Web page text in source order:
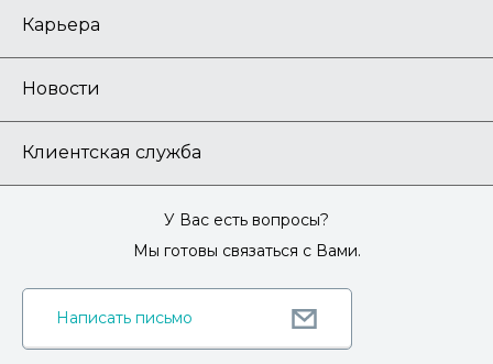
Карьера
Новости
Клиентская служба
У Вас есть вопросы?
Мы готовы связаться с Вами.
Написать письмо